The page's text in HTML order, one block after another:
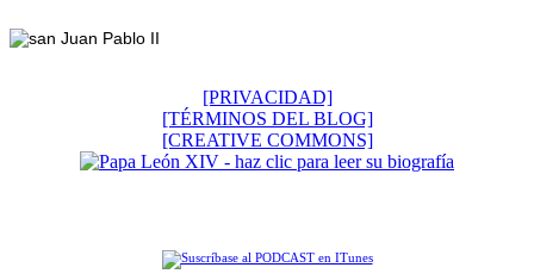
[PRIVACIDAD]
[TÉRMINOS DEL BLOG]
[CREATIVE COMMONS]